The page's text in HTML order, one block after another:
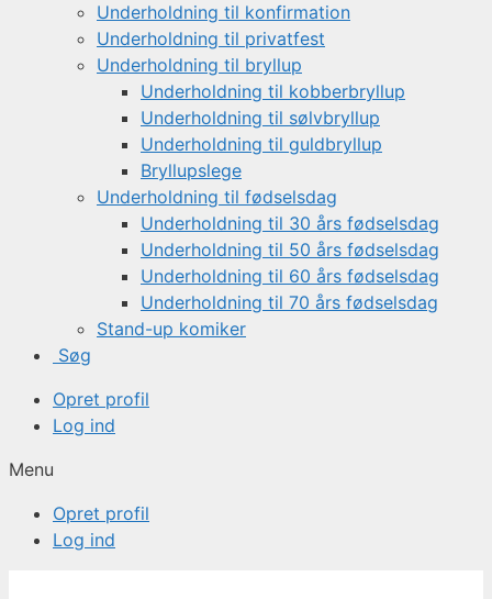
Underholdning til konfirmation
Underholdning til privatfest
Underholdning til bryllup
Underholdning til kobberbryllup
Underholdning til sølvbryllup
Underholdning til guldbryllup
Bryllupslege
Underholdning til fødselsdag
Underholdning til 30 års fødselsdag
Underholdning til 50 års fødselsdag
Underholdning til 60 års fødselsdag
Underholdning til 70 års fødselsdag
Stand-up komiker
Søg
Opret profil
Log ind
Menu
Opret profil
Log ind